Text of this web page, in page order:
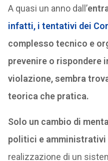
A quasi un anno dall’
infatti, i tentativi dei
complesso tecnico e
prevenire o rispondere
violazione, sembra
teorica che pratica.
Solo un cambio di
politici e amministrativi
realizzazione di un